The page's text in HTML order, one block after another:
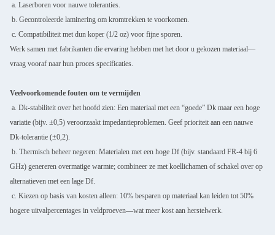
a. Laserboren voor nauwe toleranties.
b. Gecontroleerde laminering om kromtrekken te voorkomen.
c. Compatibiliteit met dun koper (1/2 oz) voor fijne sporen.
Werk samen met fabrikanten die ervaring hebben met het door u gekozen materiaal—
vraag vooraf naar hun proces specificaties.
Veelvoorkomende fouten om te vermijden
a. Dk-stabiliteit over het hoofd zien: Een materiaal met een “goede” Dk maar een hoge
variatie (bijv. ±0,5) veroorzaakt impedantieproblemen. Geef prioriteit aan een nauwe
Dk-tolerantie (±0,2).
b. Thermisch beheer negeren: Materialen met een hoge Df (bijv. standaard FR-4 bij 6
GHz) genereren overmatige warmte; combineer ze met koellichamen of schakel over op
alternatieven met een lage Df.
c. Kiezen op basis van kosten alleen: 10% besparen op materiaal kan leiden tot 50%
hogere uitvalpercentages in veldproeven—wat meer kost aan herstelwerk.